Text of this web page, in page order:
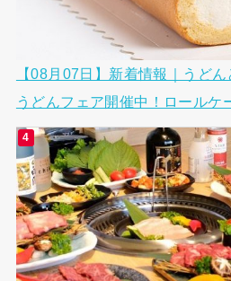
【08月07日】新着情報｜うど
うどんフェア開催中！ロールケ